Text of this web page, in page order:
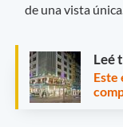
de una vista única.
Leé
Este